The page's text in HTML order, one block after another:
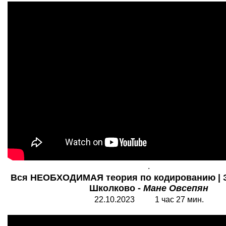
.
Вся НЕОБХОДИМАЯ теория по кодированию |
Школково - Мане Овсепян
22.10.2023 1 час 27 мин.